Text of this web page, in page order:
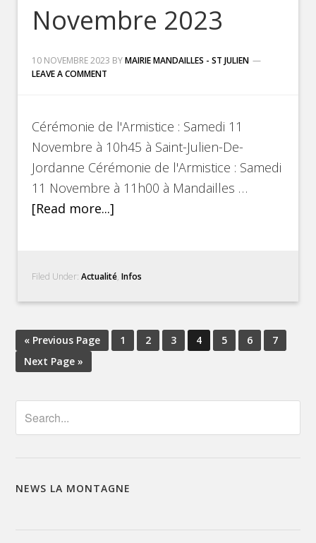
Novembre 2023
10 NOVEMBRE 2023 BYMAIRIE MANDAILLES - ST JULIEN
LEAVE A COMMENT
Cérémonie de l'Armistice : Samedi 11
Novembre à 10h45 à Saint-Julien-De-
Jordanne Cérémonie de l'Armistice : Samedi
11 Novembre à 11h00 à Mandailles …
[Read more...]
Filed Under:Actualité,Infos
« Previous Page 1 2 3 4 5 6
7
Next Page »
NEWS LA MONTAGNE